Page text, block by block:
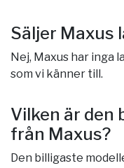
Säljer Maxus
Nej, Maxus har inga
som vi känner till.
Vilken är den
från Maxus?
Den billigaste